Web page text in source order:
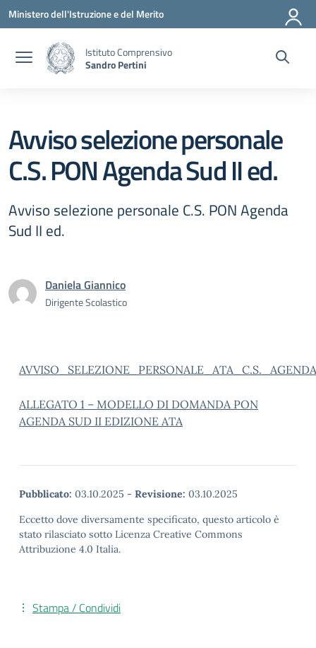
Vai ai contenuti
Vai al menu di navigazione
Vai al footer
Ministero dell'Istruzione e del Merito
Istituto Comprensivo
Sandro Pertini
Avviso selezione personale
C.S. PON Agenda Sud II ed.
Avviso selezione personale C.S. PON Agenda
Sud II ed.
Daniela Giannico
Dirigente Scolastico
ALLEGATO 1 – MODELLO DI DOMANDA PON
AGENDA SUD II EDIZIONE ATA
Pubblicato: 03.10.2025 - Revisione: 03.10.2025
Eccetto dove diversamente specificato, questo articolo è
stato rilasciato sotto Licenza Creative Commons
Attribuzione 4.0 Italia.
Stampa / Condividi